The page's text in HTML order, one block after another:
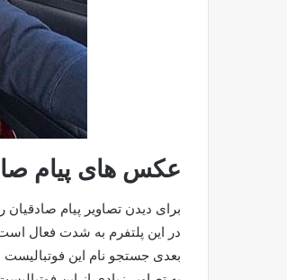
عکس های پیام
برای دیدن تصاویر پیام صادقیان
در این پلتفرم به شدت فعال
بعدی جستجو نام این